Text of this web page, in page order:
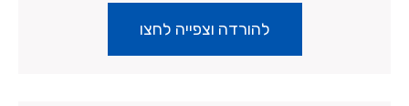
להורדה וצפייה לחצו